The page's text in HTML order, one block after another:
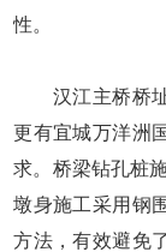
性。
汉江主桥桥址
更有宜城万洋洲
求。桥梁钻孔桩
墩身施工采用钢
方法，有效避免